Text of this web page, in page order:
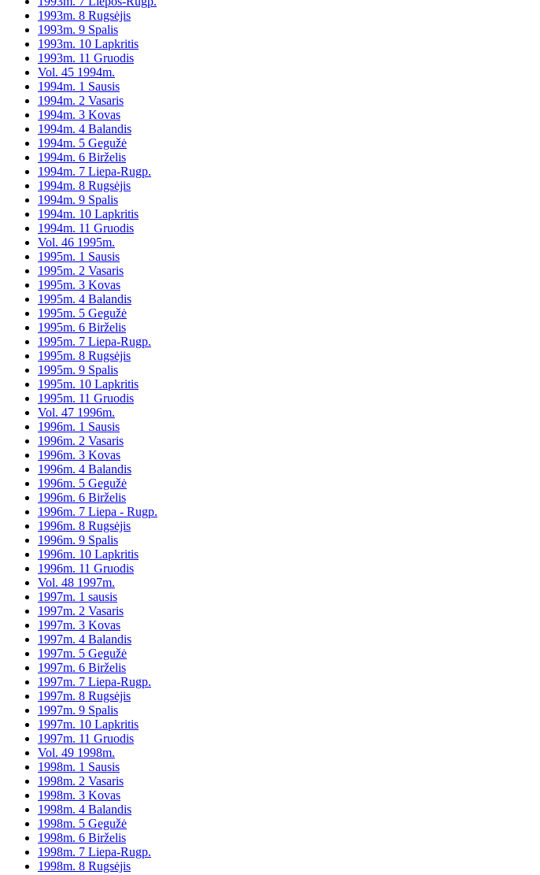
1993m. 8 Rugsėjis
1993m. 9 Spalis
1993m. 10 Lapkritis
1993m. 11 Gruodis
Vol. 45 1994m.
1994m. 1 Sausis
1994m. 2 Vasaris
1994m. 3 Kovas
1994m. 4 Balandis
1994m. 5 Gegužė
1994m. 6 Birželis
1994m. 7 Liepa-Rugp.
1994m. 8 Rugsėjis
1994m. 9 Spalis
1994m. 10 Lapkritis
1994m. 11 Gruodis
Vol. 46 1995m.
1995m. 1 Sausis
1995m. 2 Vasaris
1995m. 3 Kovas
1995m. 4 Balandis
1995m. 5 Gegužė
1995m. 6 Birželis
1995m. 7 Liepa-Rugp.
1995m. 8 Rugsėjis
1995m. 9 Spalis
1995m. 10 Lapkritis
1995m. 11 Gruodis
Vol. 47 1996m.
1996m. 1 Sausis
1996m. 2 Vasaris
1996m. 3 Kovas
1996m. 4 Balandis
1996m. 5 Gegužė
1996m. 6 Birželis
1996m. 7 Liepa - Rugp.
1996m. 8 Rugsėjis
1996m. 9 Spalis
1996m. 10 Lapkritis
1996m. 11 Gruodis
Vol. 48 1997m.
1997m. 1 sausis
1997m. 2 Vasaris
1997m. 3 Kovas
1997m. 4 Balandis
1997m. 5 Gegužė
1997m. 6 Birželis
1997m. 7 Liepa-Rugp.
1997m. 8 Rugsėjis
1997m. 9 Spalis
1997m. 10 Lapkritis
1997m. 11 Gruodis
Vol. 49 1998m.
1998m. 1 Sausis
1998m. 2 Vasaris
1998m. 3 Kovas
1998m. 4 Balandis
1998m. 5 Gegužė
1998m. 6 Birželis
1998m. 7 Liepa-Rugp.
1998m. 8 Rugsėjis